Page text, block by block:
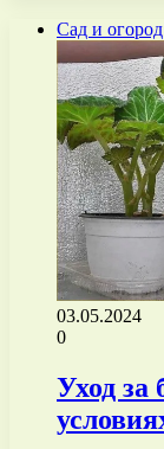
Сад и огород
03.05.2024
0
Уход за